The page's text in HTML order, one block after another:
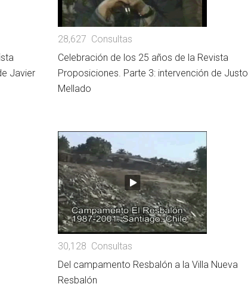
Javier
28,627 Consultas
Celebración de los 25 años de la Revista
Proposiciones. Parte 3: intervención de Justo
Mellado
30,128 Consultas
Del campamento Resbalón a la Villa Nueva
Resbalón